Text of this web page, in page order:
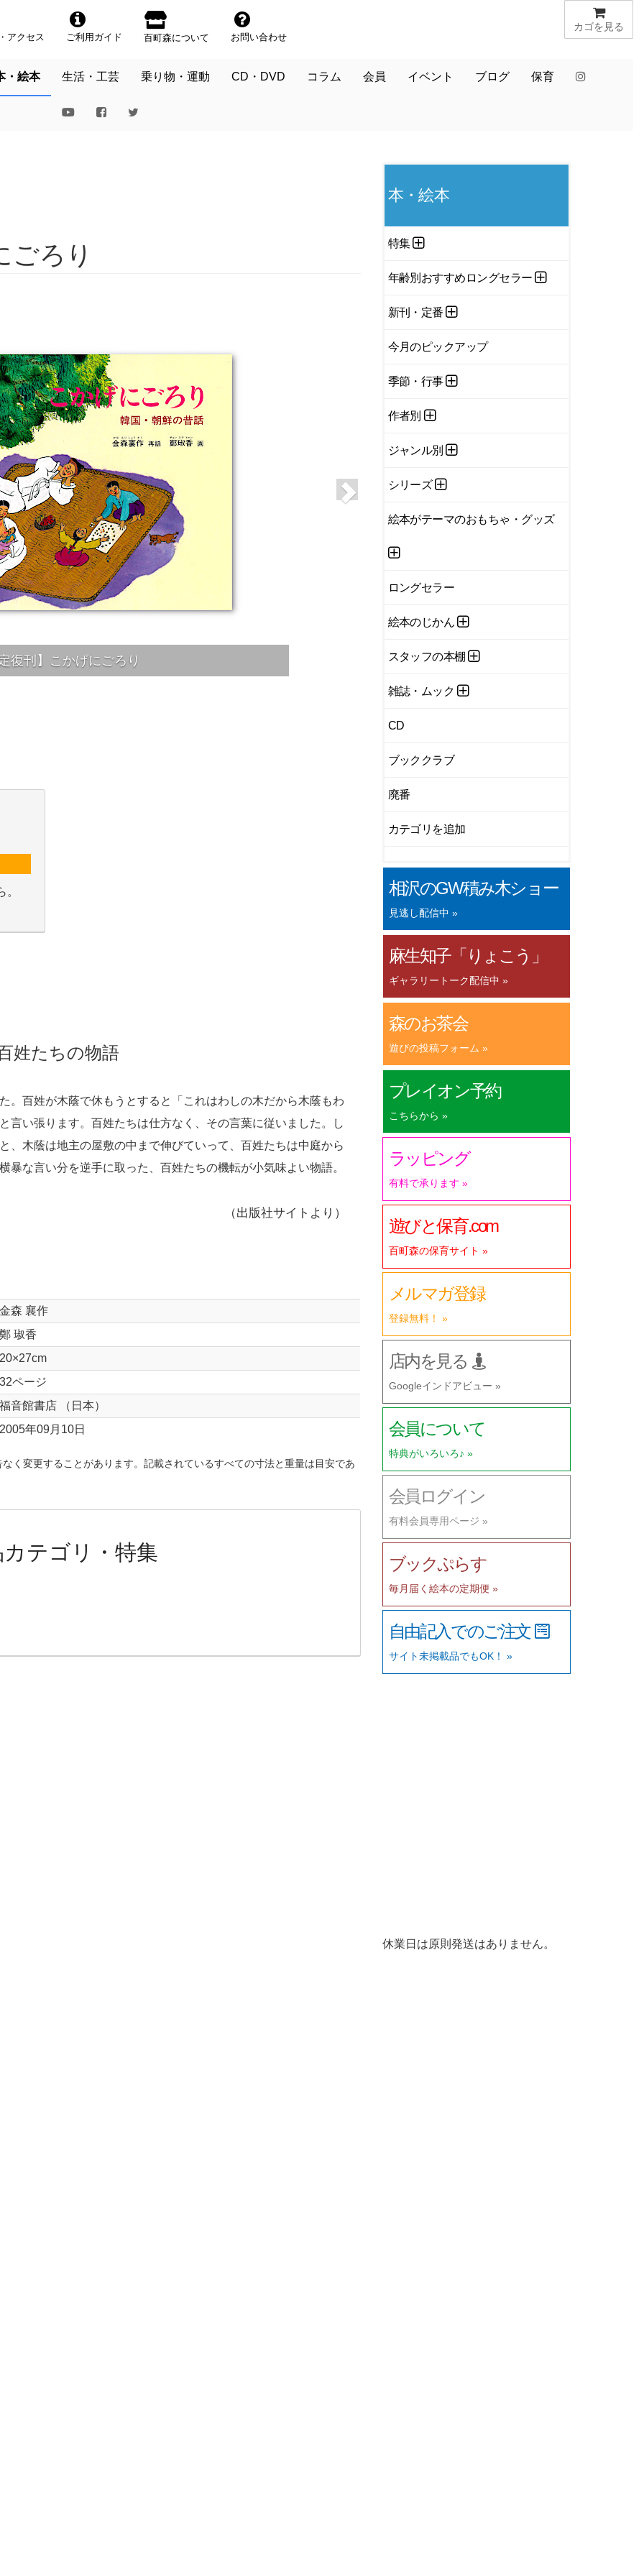
カゴを見る
アクセス ご利用ガイド 百町森について お問い合わせ
・絵本 生活・工芸 乗り物・運動 CD・DVD コラム 会員 イベント ブログ 保育
ごろり
定復刊】こかげにごろり
姓たちの物語
。百姓が木蔭で休もうとすると「これはわしの木だから木蔭もわ
言い張ります。百姓たちは仕方なく、その言葉に従いました。し
、木蔭は地主の屋敷の中まで伸びていって、百姓たちは中庭から
暴な言い分を逆手に取った、百姓たちの機転が小気味よい物語。
（出版社サイトより）
金森 襄作
鄭 琡香
20×27cm
32ページ
福音館書店 （日本）
2005年09月10日
く変更することがあります。記載されているすべての寸法と重量は目安であ
テゴリ・特集
本・絵本
特集
年齢別おすすめロングセラー
新刊・定番
今月のピックアップ
季節・行事
作者別
ジャンル別
シリーズ
絵本がテーマのおもちゃ・グッズ
ロングセラー
絵本のじかん
スタッフの本棚
雑誌・ムック
CD
ブッククラブ
廃番
カテゴリを追加
相沢のGW積み木ショー
見逃し配信中 »
麻生知子「りょこう」
ギャラリートーク配信中 »
森のお茶会
遊びの投稿フォーム »
プレイオン予約
こちらから »
ラッピング
有料で承ります »
遊びと保育.com
百町森の保育サイト »
メルマガ登録
登録無料！ »
店内を見る
Googleインドアビュー »
会員について
特典がいろいろ♪ »
会員ログイン
有料会員専用ページ »
ブックぷらす
毎月届く絵本の定期便 »
自由記入でのご注文
サイト未掲載品でもOK！ »
休業日は原則発送はありません。